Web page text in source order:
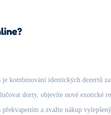
je kombinování identických dezertů
dorty, objevíte nové exotické
překvapením a zvažte nákup